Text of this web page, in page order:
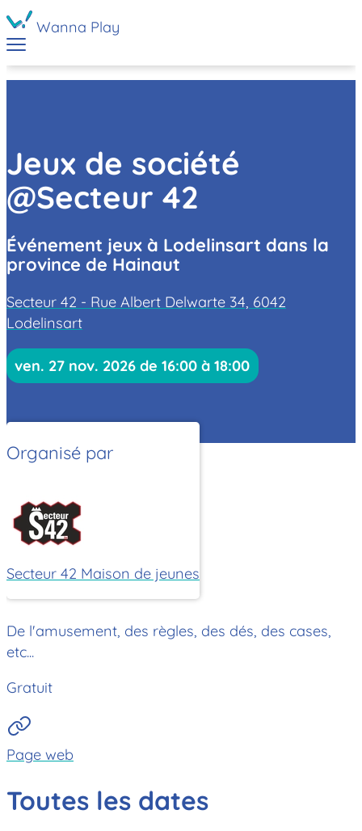
Wanna Play
Jeux de société
@Secteur 42
Événement jeux à Lodelinsart dans la
province de Hainaut
Secteur 42 - Rue Albert Delwarte 34, 6042
Lodelinsart
ven. 27 nov. 2026 de 16:00 à 18:00
Organisé par
Secteur 42 Maison de jeunes
De l'amusement, des règles, des dés, des cases,
etc...
Gratuit
Page web
Toutes les dates